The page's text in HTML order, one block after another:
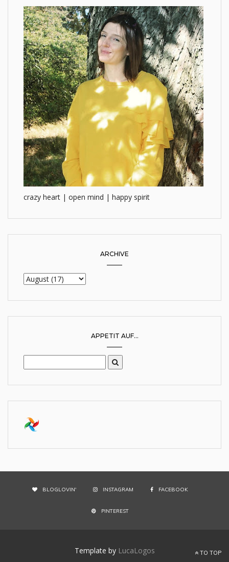
crazy heart | open mind | happy spirit
ARCHIVE
APPETIT AUF...
BLOGLOVIN' INSTAGRAM FACEBOOK
PINTEREST
Template by LucaLogos TO TOP